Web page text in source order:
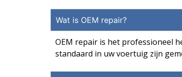
Wat is OEM repair?
OEM repair is het professioneel
standaard in uw voertuig zijn